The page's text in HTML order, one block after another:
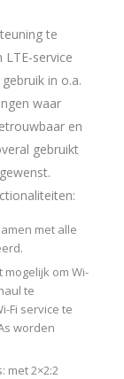
te
service
in o.a.
waar
en
gebruikt
met alle
om Wi-
te
Fi service te
worden
met 2×2:2